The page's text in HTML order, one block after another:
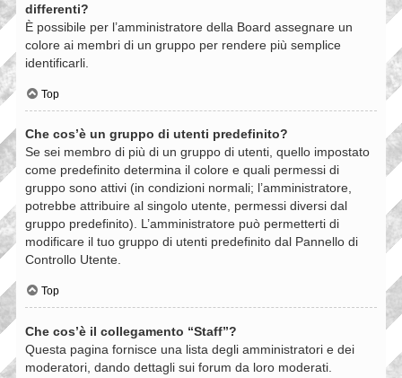
differenti?
È possibile per l’amministratore della Board assegnare un
colore ai membri di un gruppo per rendere più semplice
identificarli.
Top
Che cos’è un gruppo di utenti predefinito?
Se sei membro di più di un gruppo di utenti, quello impostato
come predefinito determina il colore e quali permessi di
gruppo sono attivi (in condizioni normali; l’amministratore,
potrebbe attribuire al singolo utente, permessi diversi dal
gruppo predefinito). L’amministratore può permetterti di
modificare il tuo gruppo di utenti predefinito dal Pannello di
Controllo Utente.
Top
Che cos’è il collegamento “Staff”?
Questa pagina fornisce una lista degli amministratori e dei
moderatori, dando dettagli sui forum da loro moderati.